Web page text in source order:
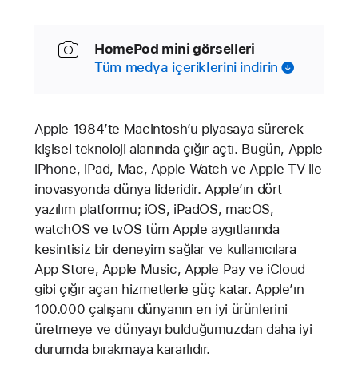
HomePod mini görselleri
Tüm medya içeriklerini indirin
Apple 1984’te Macintosh’u piyasaya sürerek
kişisel teknoloji alanında çığır açtı. Bugün, Apple
iPhone, iPad, Mac, Apple Watch ve Apple TV ile
inovasyonda dünya lideridir. Apple’ın dört
yazılım platformu; iOS, iPadOS, macOS,
watchOS ve tvOS tüm Apple aygıtlarında
kesintisiz bir deneyim sağlar ve kullanıcılara
App Store, Apple Music, Apple Pay ve iCloud
gibi çığır açan hizmetlerle güç katar. Apple’ın
100.000 çalışanı dünyanın en iyi ürünlerini
üretmeye ve dünyayı bulduğumuzdan daha iyi
durumda bırakmaya kararlıdır.